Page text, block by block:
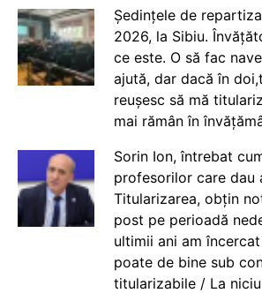
Ședințele de
2026, la Sibiu.
ce este. O să fac
ajută, dar dacă în
reușesc să mă
mai rămân în
Sorin Ion, întrebat
profesorilor care dau
Titularizarea, obțin
post pe perioadă
ultimii ani am
poate de bine sub
titularizabile / La